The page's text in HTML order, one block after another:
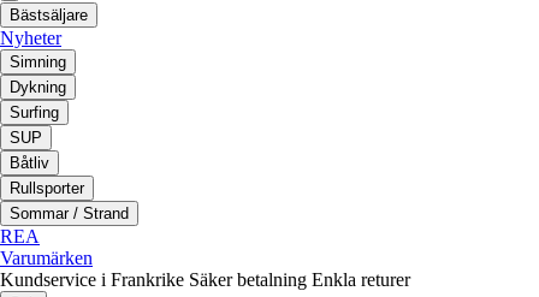
Bästsäljare
Nyheter
Simning
Dykning
Surfing
SUP
Båtliv
Rullsporter
Sommar / Strand
REA
Varumärken
Kundservice i Frankrike Säker betalning Enkla returer